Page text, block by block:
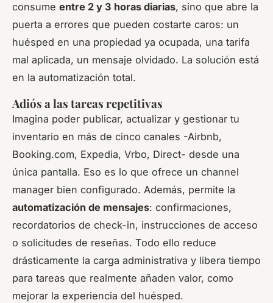
consume entre 2 y 3 horas diarias, sino que abre la
puerta a errores que pueden costarte caros: un
huésped en una propiedad ya ocupada, una tarifa
mal aplicada, un mensaje olvidado. La solución está
en la automatización total.
Adiós a las tareas repetitivas
Imagina poder publicar, actualizar y gestionar tu
inventario en más de cinco canales -Airbnb,
Booking.com, Expedia, Vrbo, Direct- desde una
única pantalla. Eso es lo que ofrece un channel
manager bien configurado. Además, permite la
automatización de mensajes: confirmaciones,
recordatorios de check-in, instrucciones de acceso
o solicitudes de reseñas. Todo ello reduce
drásticamente la carga administrativa y libera tiempo
para tareas que realmente añaden valor, como
mejorar la experiencia del huésped.